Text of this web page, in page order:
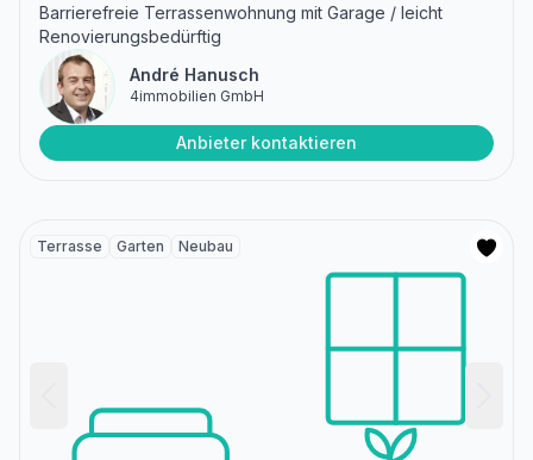
Barrierefreie Terrassenwohnung mit Garage / leicht
Renovierungsbedürftig
André Hanusch
4immobilien GmbH
Anbieter kontaktieren
Terrasse Garten Neubau